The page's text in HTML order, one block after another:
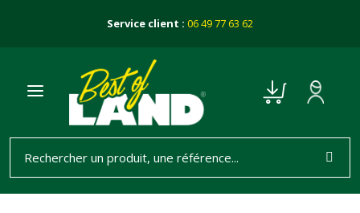
Service client : 06 49 77 63 62